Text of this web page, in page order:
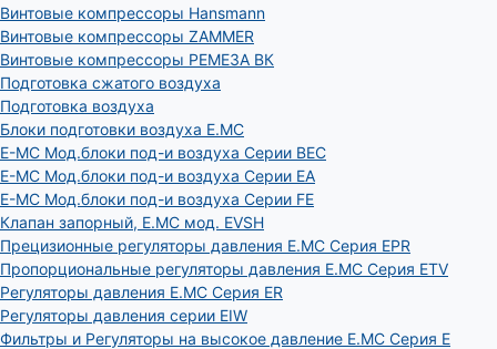
Винтовые компрессоры Hansmann
Винтовые компрессоры ZAMMER
Винтовые компрессоры РЕМЕЗА ВК
Подготовка сжатого воздуха
Подготовка воздуха
Блоки подготовки воздуха E.MC
E-MC Мод.блоки под-и воздуха Серии BEC
E-MC Мод.блоки под-и воздуха Серии EA
E-MC Мод.блоки под-и воздуха Серии FE
Клапан запорный, E.MC мод. EVSH
Прецизионные регуляторы давления E.MC Серия EPR
Пропорциональные регуляторы давления E.MC Серия ETV
Регуляторы давления E.MC Серия ER
Регуляторы давления серии EIW
Фильтры и Регуляторы на высокое давление E.MC Серия E